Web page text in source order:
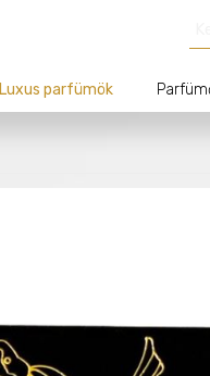
Luxus parfümök